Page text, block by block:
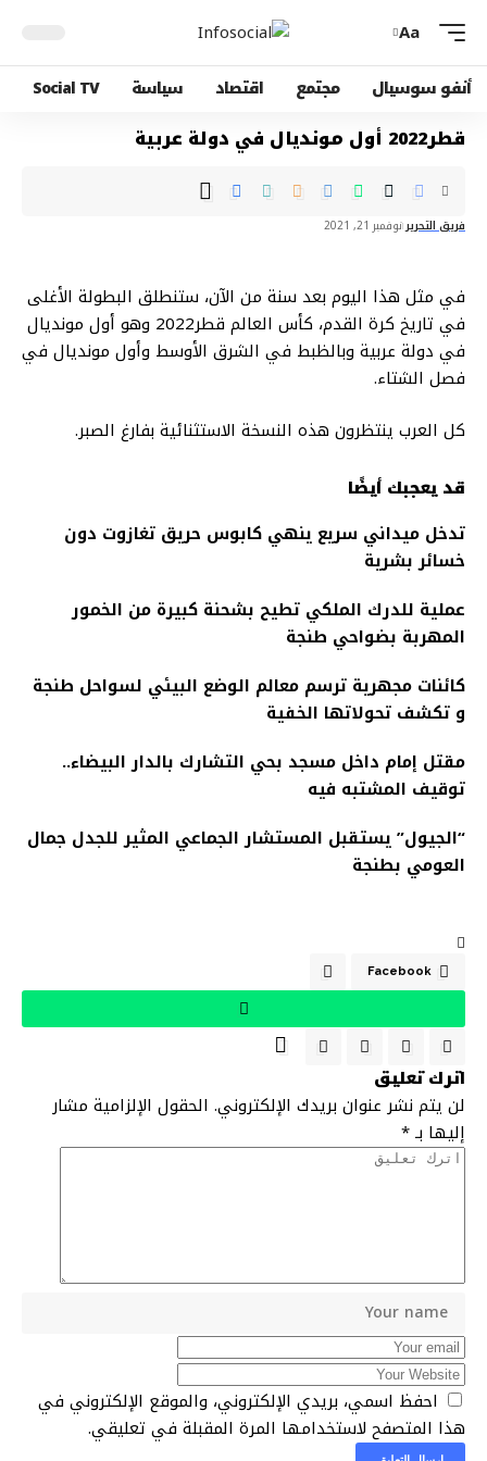
Aa
أنفو سوسيال مجتمع اقتصاد سياسة Social TV
فريق التحريرنوفمبر 21, 2021
في مثل هذا اليوم بعد سنة من الآن، ستنطلق البطولة الأغلى
في تاريخ كرة القدم، كأس العالم ⁧‫قطر2022‬⁩ وهو أول مونديال
في دولة عربية وبالظبط في الشرق الأوسط وأول مونديال في
فصل الشتاء.
كل العرب ينتظرون هذه النسخة الاستثنائية بفارغ الصبر.
قد يعجبك أيضًا
تدخل ميداني سريع ينهي كابوس حريق تغازوت دون
خسائر بشرية
عملية للدرك الملكي تطيح بشحنة كبيرة من الخمور
المهربة بضواحي طنجة
كائنات مجهرية ترسم معالم الوضع البيئي لسواحل طنجة
و تكشف تحولاتها الخفية
مقتل إمام داخل مسجد بحي التشارك بالدار البيضاء..
توقيف المشتبه فيه
“الجيول” يستقبل المستشار الجماعي المثير للجدل جمال
العومي بطنجة
Facebook
اترك تعليق
لن يتم نشر عنوان بريدك الإلكتروني. الحقول الإلزامية مشار
إليها بـ*
احفظ اسمي، بريدي الإلكتروني، والموقع الإلكتروني في
هذا المتصفح لاستخدامها المرة المقبلة في تعليقي.